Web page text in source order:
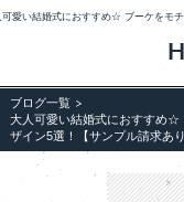
可愛い結婚式におすすめ☆ ブーケをモ
ブログ一覧
大人可愛い結婚式におすすめ☆
ザイン5選！【サンプル請求あり